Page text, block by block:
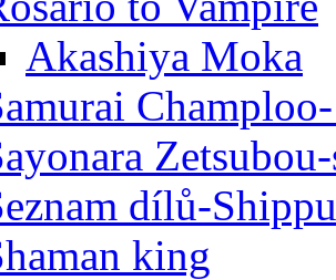
Akashiya Moka
dílů-
king